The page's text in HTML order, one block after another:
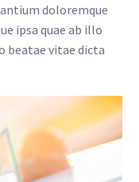
doloremque
ipsa quae ab illo
beatae vitae dicta